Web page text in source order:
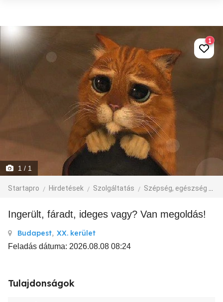
1 / 1
Startapro Hirdetések Szolgáltatás Szépség, egészség
1
Ingerült, fáradt, ideges vagy? Van megoldás!
Budapest, XX. kerület
Feladás dátuma: 2026.08.08 08:24
Tulajdonságok